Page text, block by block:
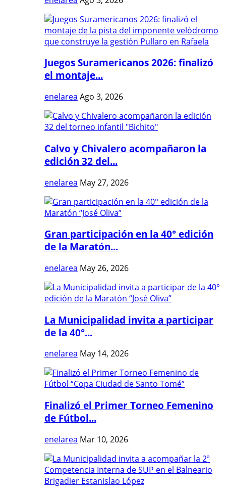
Juegos Suramericanos 2026: finalizó
el montaje...
enelarea Ago 3, 2026
Calvo y Chivalero acompañaron la
edición 32 del...
enelarea May 27, 2026
Gran participación en la 40° edición
de la Maratón...
enelarea May 26, 2026
La Municipalidad invita a participar
de la 40°...
enelarea May 14, 2026
Finalizó el Primer Torneo Femenino
de Fútbol...
enelarea Mar 10, 2026